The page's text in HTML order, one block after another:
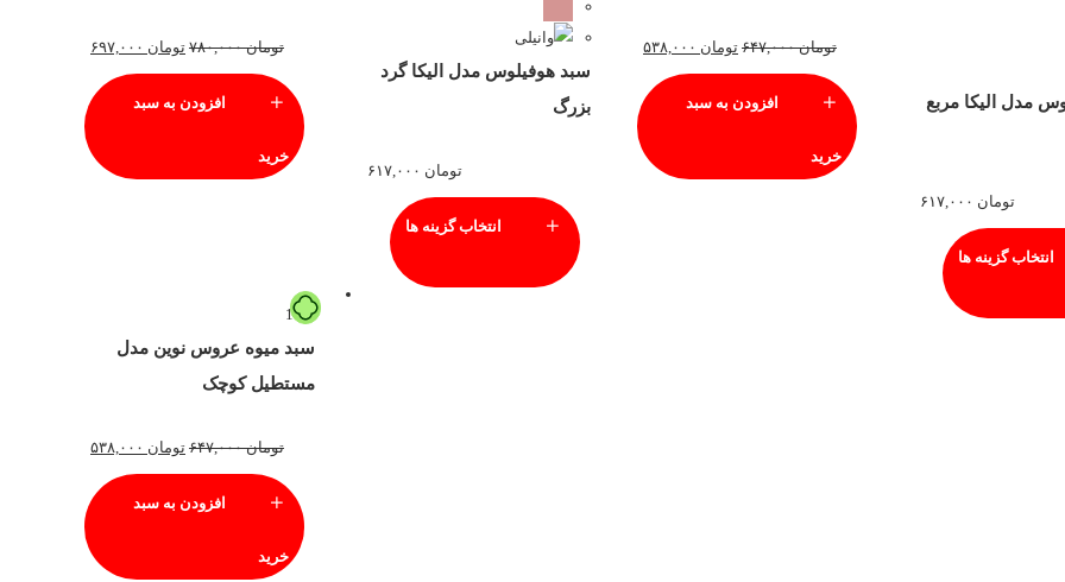
مدل الیکا مربع
تومان
انتخاب گزینه ها
تومان۶۴۷,۰۰۰ تومان
افزودن به سبد
خرید
سبد هوفیلوس مدل الیکا گرد
بزرگ
تومان
انتخاب گزینه ها
تومان۷۸۰,۰۰۰ تومان
افزودن به سبد
خرید
17%
سبد میوه عروس نوین مدل
مستطیل کوچک
تومان۶۴۷,۰۰۰ تومان
افزودن به سبد
خرید